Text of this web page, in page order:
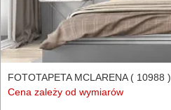
FOTOTAPETA MCLARENA ( 10988 )
Cena zależy od wymiarów